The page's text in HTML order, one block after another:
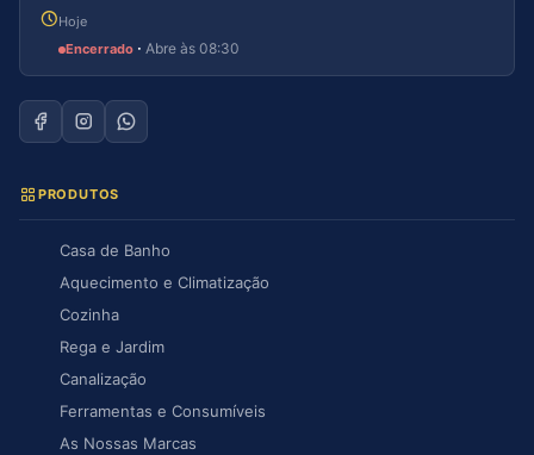
Hoje
Encerrado · Abre às 08:30
PRODUTOS
Casa de Banho
Aquecimento e Climatização
Cozinha
Rega e Jardim
Canalização
Ferramentas e Consumíveis
As Nossas Marcas